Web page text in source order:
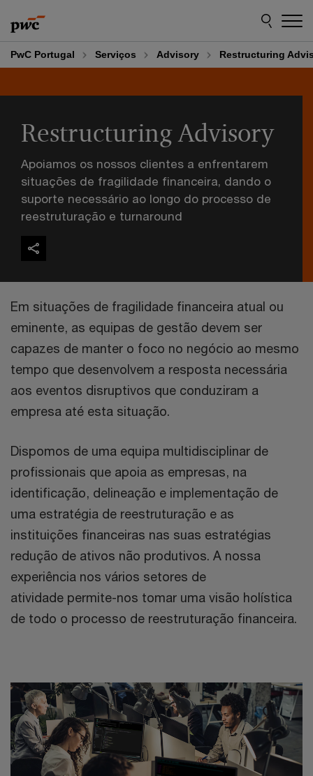
to
content
to
footer
PwC Portugal Serviços Advisory Restructuring
Restructuring Advisory
Apoiamos os nossos clientes a enfrentarem
situações de fragilidade financeira, dando o
suporte necessário ao longo do processo de
reestruturação e turnaround
Em situações de fragilidade financeira atual ou
eminente, as equipas de gestão devem ser
capazes de manter o foco no negócio ao mesmo
tempo que desenvolvem a resposta necessária
aos eventos disruptivos que conduziram a
empresa até esta situação.
Dispomos de uma equipa multidisciplinar de
profissionais que apoia as empresas, na
identificação, delineação e implementação de
uma estratégia de reestruturação e as
instituições financeiras nas suas estratégias
redução de ativos não produtivos. A nossa
experiência nos vários setores de
atividade permite-nos tomar uma visão holística
de todo o processo de reestruturação financeira.